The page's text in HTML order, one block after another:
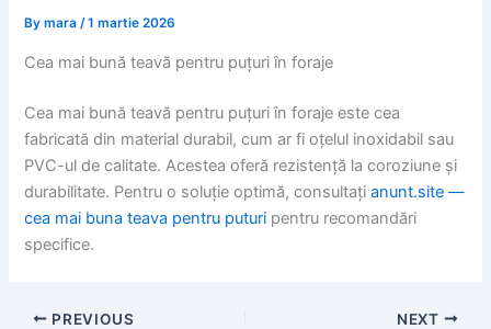
Bymara/1 martie 2026
Cea mai bună teavă pentru puțuri în foraje
Cea mai bună teavă pentru puțuri în foraje este cea
fabricată din material durabil, cum ar fi oțelul inoxidabil sau
PVC-ul de calitate. Acestea oferă rezistență la coroziune și
durabilitate. Pentru o soluție optimă, consultațianunt.site —
cea mai buna teava pentru puturi pentru recomandări
specifice.
PREVIOUS NEXT